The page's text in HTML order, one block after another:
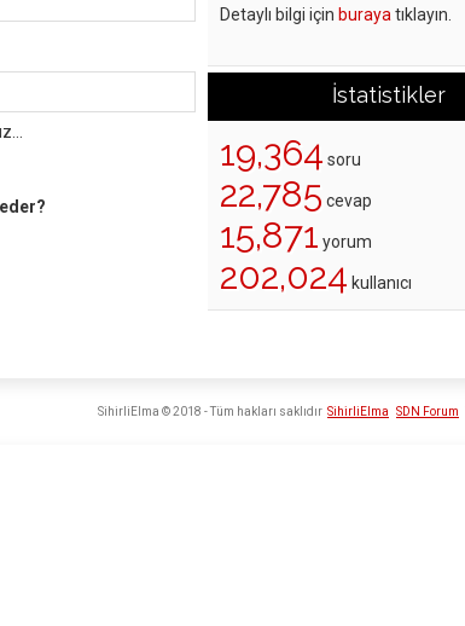
Detaylı bilgi için buraya tıklayın.
İstatistikler
19,364 soru
22,785 cevap
15,871 yorum
202,024 kullanıcı
SihirliElma SDN Forum
SihirliElma © 2018 - Tüm hakları saklıdır